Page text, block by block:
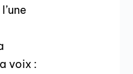
voix :